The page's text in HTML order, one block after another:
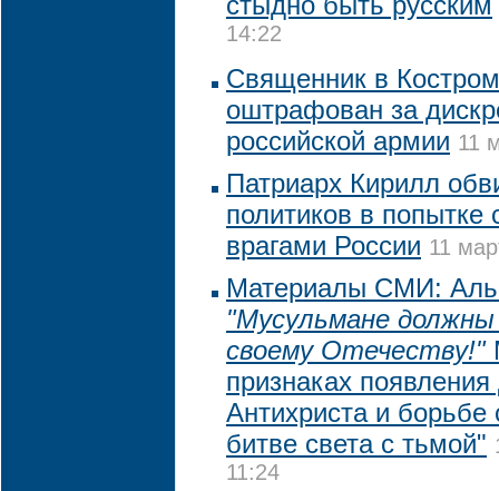
14:22
Священник в
оштрафован за
российской армии 11
Патриарх Кирилл
политиков в попытке
врагами России 11
Материалы СМИ:
"Мусульмане
своему Отечеству!"
признаках
Антихриста и
битве света с тьмой"
11:24